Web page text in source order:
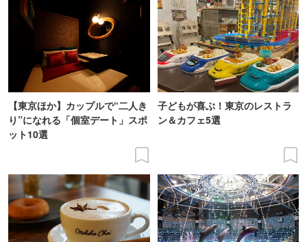
【東京ほか】カップルで“二人き
り”になれる「個室デート」スポ
ット10選
子どもが喜ぶ！東京のレストラ
ン＆カフェ5選